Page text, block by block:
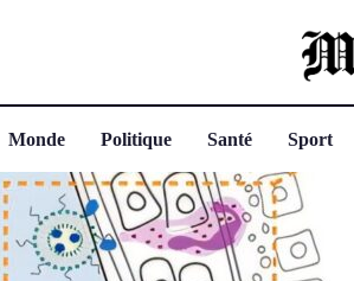
Monde Politique Santé Sport